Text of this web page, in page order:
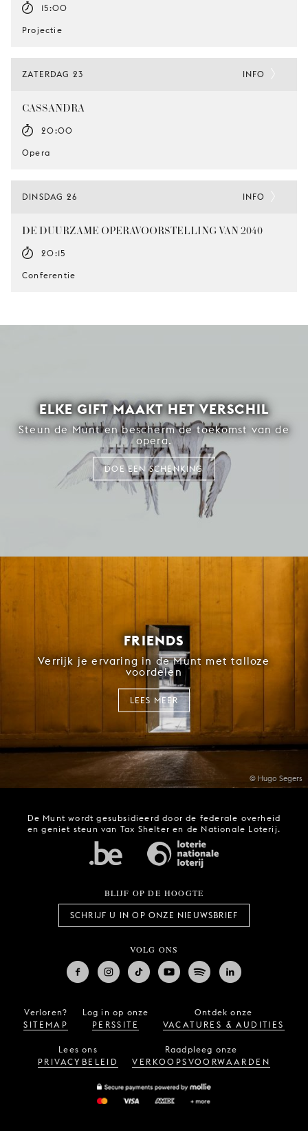
15:00
Projectie
ZATERDAG 23
CASSANDRA
20:00
Opera
INFO
DINSDAG 26
DE DUURZAME OPERAVOORSTELLING VAN 2040
20:15
Conferentie
INFO
ELKE GIFT MAAKT HET VERSCHIL
Steun de Munt en bescherm de toekomst van de
opera.
DOE EEN SCHENKING
© Hugo Segers
FRIENDS
Verrijk je ervaring in de Munt met talloze
voordelen
LEES MEER
De Munt wordt gesubsidieerd door de federale overheid
en geniet steun van Tax Shelter en de Nationale Loterij.
BLIJF OP DE HOOGTE
SCHRIJF U IN OP ONZE NIEUWSBRIEF
VOLG ONS
Verloren?
SITEMAP
Log in op onze
PERSSITE
Ontdek onze
VACATURES & AUDITIES
Lees ons
PRIVACYBELEID
Raadpleeg onze
VERKOOPSVOORWAARDEN